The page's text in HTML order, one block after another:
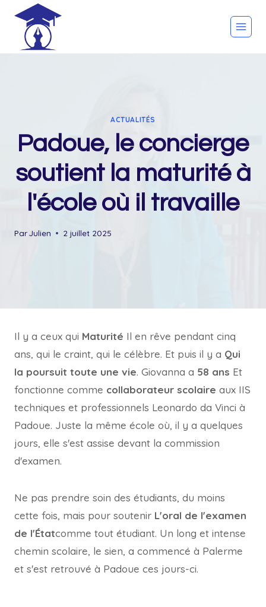
content
ACTUALITÉS
Padoue, le concierge
soutient la maturité à
l'école où il travaille
ParJulien 2 juillet 2025
Il y a ceux qui Maturité Il en rêve pendant cinq
ans, qui le craint, qui le célèbre. Et puis il y a Qui
la poursuit toute une vie. Giovanna a 58 ans Et
fonctionne comme collaborateur scolaire aux IIS
techniques et professionnels Leonardo da Vinci à
Padoue. Juste la même école où, il y a quelques
jours, elle s'est assise devant la commission
d'examen.
Ne pas prendre soin des étudiants, du moins
cette fois, mais pour soutenir L'oral de l'examen
de l'Étatcomme tout étudiant. Un long et intense
chemin scolaire, le sien, a commencé à Palerme
et s'est retrouvé à Padoue ces jours-ci.